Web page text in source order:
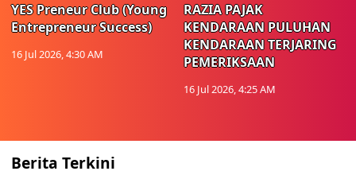
YES Preneur Club (Young
Entrepreneur Success)
16 Jul 2026, 4:30 AM
RAZIA PAJAK
KENDARAAN PULUHAN
KENDARAAN TERJARING
PEMERIKSAAN
16 Jul 2026, 4:25 AM
Berita Terkini